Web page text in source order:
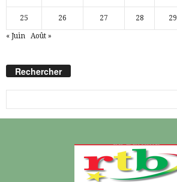
25 26 27 28 29
« Juin Août »
Rechercher